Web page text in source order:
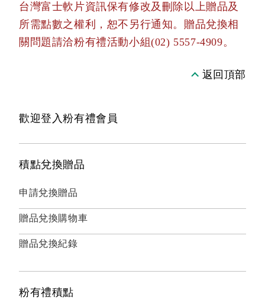
台灣富士軟片資訊保有修改及刪除以上贈品及
所需點數之權利，恕不另行通知。贈品兌換相
關問題請洽粉有禮活動小組(02) 5557-4909。
返回頂部
歡迎登入粉有禮會員
積點兌換贈品
申請兌換贈品
贈品兌換購物車
贈品兌換紀錄
粉有禮積點